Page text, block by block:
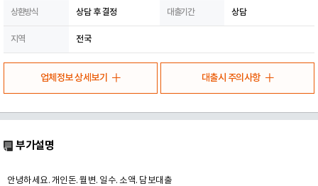
상환방식 상담 후 결정 대출기간 상담
지역 전국
업체정보 상세보기 대출시 주의사항
부가설명
안녕하세요. 개인돈. 월변. 일수. 소액. 담보대출